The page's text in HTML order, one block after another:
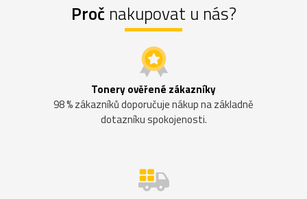
Proč nakupovat u nás?
Tonery ověřené zákazníky
98 % zákazníků doporučuje nákup na základně
dotazníku spokojenosti.